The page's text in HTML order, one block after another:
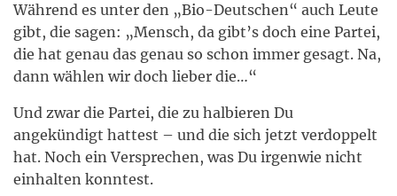
Während es unter den „Bio-Deutschen“ auch Leute
gibt, die sagen: „Mensch, da gibt’s doch eine Partei,
die hat genau das genau so schon immer gesagt. Na,
dann wählen wir doch lieber die…“
Und zwar die Partei, die zu halbieren Du
angekündigt hattest – und die sich jetzt verdoppelt
hat. Noch ein Versprechen, was Du irgenwie nicht
einhalten konntest.